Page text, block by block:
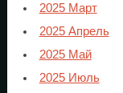
2025 Март
2025 Апрель
2025 Май
2025 Июль